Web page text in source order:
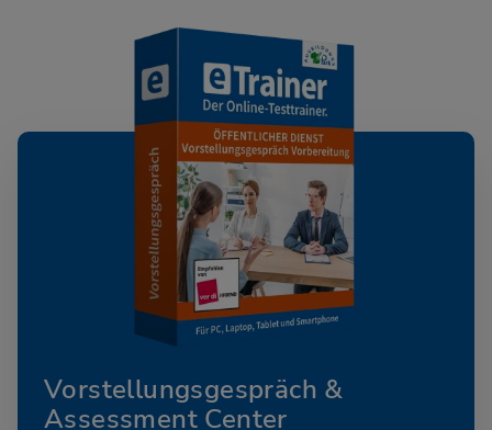
Vorstellungsgespräch &
Assessment Center